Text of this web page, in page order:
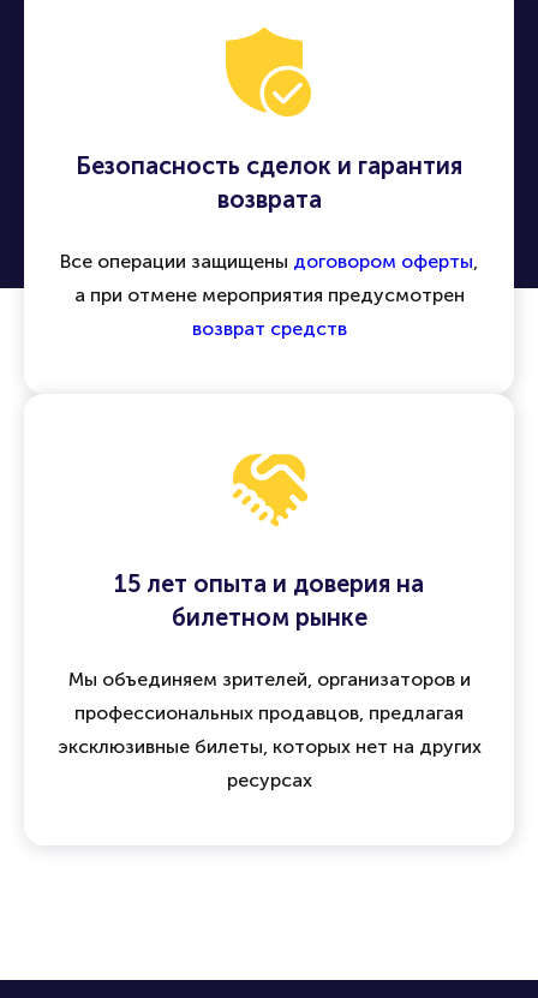
Безопасность сделок и гарантия
возврата
Все операции защищены договором оферты,
а при отмене мероприятия предусмотрен
возврат средств
15 лет опыта и доверия на
билетном рынке
Мы объединяем зрителей, организаторов и
профессиональных продавцов, предлагая
эксклюзивные билеты, которых нет на других
ресурсах